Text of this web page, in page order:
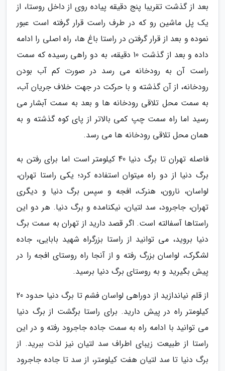
بعد از گذشت تقریبا پنج دقیقه پیاده روی از داخل روستا، از
یک پل ماشین رو که در طرف راست قرار گرفته است عبور
نموده و بعد از قرار گرفتن در راستا باغ ها، راه اصلی را ادامه
داده و بعد از گذشت 10 دقیقه، به دو راهی رسیده که سمت
راست آن به رودخانه می رسد در صورت کم آب بودن
رودخانه، از آن گذشته و با حرکت در جهت خلاف جریان آب،
به سمت محل تلاقی رودخانه ها و بعد به سمت آبشار می
رسید اما راه سمت چپ کمی بالاتر از پای کوه گذشته و به
همان محل تلاقی رودخانه ها می رسد.
فاصله تهران تا برگ دنیا 40 کیلومتر است اما برای رفتن به
برگ دنیا از دو راه میتوان استفاده کرد؛ یکی راستا تهران،
لواسان، نارون، هنرک، افجه و سپس برگ دنیا و دیگری
تهران، جاجرود، سد لتیان، نیکنامده و برگ دنیا. هر دو این
راستاها آسفالته است. اگر قصد دارید از تهران به سمت برگ
دنیا بروید، می توانید از راستا بزرگراه شهید بابایی، جاده
لشگرک، لواسان بزرگ رفته و از آنجا راه روستای افجه را در
پیش بگیرید و به روستای برگ دنیا برسید.
از قلم نیاندازید از دوراهی لواسان فشم تا برگ دنیا حدود 20
کیلومتر راه در پیش دارید. برای راستا برگشت از برگ دنیا
می توانید با ادامه راه به سمت جاده جاجرود رفته و در این
راستا از طبیعت زیبای اطراف سد لتیان نیز لذت ببرید. از
برگ دنیا تا سد لتیان هفت کیلومتر، از سد تا جاده جاجرود